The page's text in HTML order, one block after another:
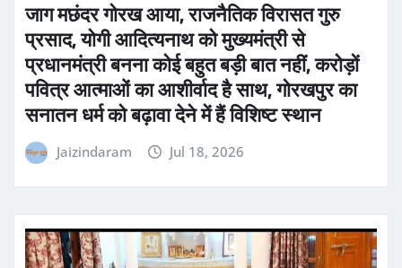
जाग मछंदर गोरख आया, राजनैतिक विरासत गुरु
प्रसाद, योगी आदित्यनाथ को मुख्यमंत्री से
प्रधानमंत्री बनना कोई बहुत बड़ी बात नहीं, करोड़ों
पवित्र आत्माओं का आशीर्वाद है साथ, गोरखपुर का
सनातन धर्म को बढ़ावा देने में हैं विशिष्ट स्थान
Jaizindaram Jul 18, 2026